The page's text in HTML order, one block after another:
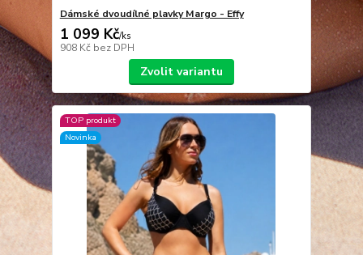
Dámské dvoudílné plavky Margo - Effy
1 099 Kč/ks
908 Kč bez DPH
Zvolit variantu
TOP produkt
Novinka